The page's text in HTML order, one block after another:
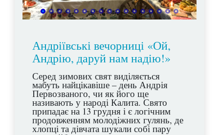
Андріївські вечорниці «Ой,
Андрію, даруй нам надію!»
Серед зимових свят виділяється
мабуть найцікавіше – день Андрія
Первозваного, чи як його ще
називають у народі Калита. Свято
припадає на 13 грудня і є логічним
продовженням молодіжних гулянь, де
хлопці та дівчата шукали собі пару